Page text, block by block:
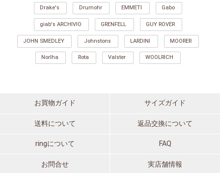
Drake's Drumohr EMMETI Gabo
giab's ARCHIVIO GRENFELL GUY ROVER
JOHN SMEDLEY Johnstons LARDINI MOORER
Norlha Rota Valster WOOLRICH
お買物ガイド サイズガイド
送料について 返品交換について
ringについて FAQ
お問合せ 実店舗情報